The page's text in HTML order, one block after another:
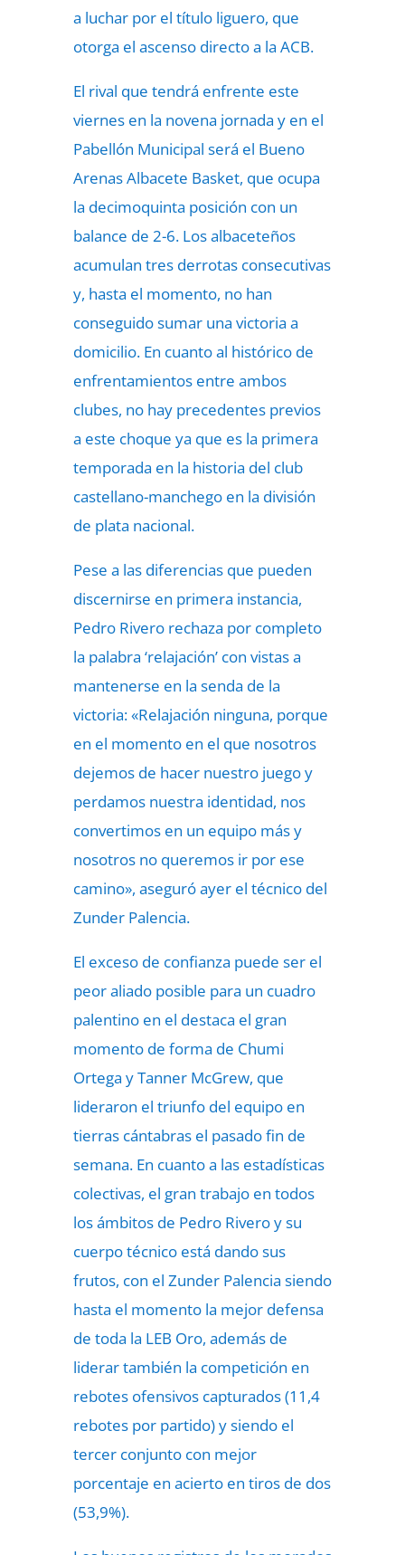
a luchar por el título liguero, que
otorga el ascenso directo a la ACB.
El rival que tendrá enfrente este
viernes en la novena jornada y en el
Pabellón Municipal será el Bueno
Arenas Albacete Basket, que ocupa
la decimoquinta posición con un
balance de 2-6. Los albaceteños
acumulan tres derrotas consecutivas
y, hasta el momento, no han
conseguido sumar una victoria a
domicilio. En cuanto al histórico de
enfrentamientos entre ambos
clubes, no hay precedentes previos
a este choque ya que es la primera
temporada en la historia del club
castellano-manchego en la división
de plata nacional.
Pese a las diferencias que pueden
discernirse en primera instancia,
Pedro Rivero rechaza por completo
la palabra ‘relajación’ con vistas a
mantenerse en la senda de la
victoria: «Relajación ninguna, porque
en el momento en el que nosotros
dejemos de hacer nuestro juego y
perdamos nuestra identidad, nos
convertimos en un equipo más y
nosotros no queremos ir por ese
camino», aseguró ayer el técnico del
Zunder Palencia.
El exceso de confianza puede ser el
peor aliado posible para un cuadro
palentino en el destaca el gran
momento de forma de Chumi
Ortega y Tanner McGrew, que
lideraron el triunfo del equipo en
tierras cántabras el pasado fin de
semana. En cuanto a las estadísticas
colectivas, el gran trabajo en todos
los ámbitos de Pedro Rivero y su
cuerpo técnico está dando sus
frutos, con el Zunder Palencia siendo
hasta el momento la mejor defensa
de toda la LEB Oro, además de
liderar también la competición en
rebotes ofensivos capturados (11,4
rebotes por partido) y siendo el
tercer conjunto con mejor
porcentaje en acierto en tiros de dos
(53,9%).